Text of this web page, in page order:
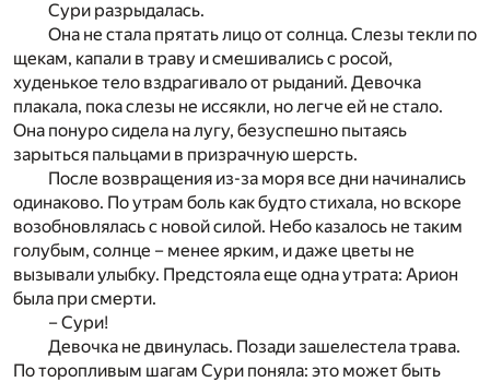
Сури разрыдалась.
Она не стала прятать лицо от солнца. Слезы текли по
щекам, капали в траву и смешивались с росой,
худенькое тело вздрагивало от рыданий. Девочка
плакала, пока слезы не иссякли, но легче ей не стало.
Она понуро сидела на лугу, безуспешно пытаясь
зарыться пальцами в призрачную шерсть.
После возвращения из-за моря все дни начинались
одинаково. По утрам боль как будто стихала, но вскоре
возобновлялась с новой силой. Небо казалось не таким
голубым, солнце – менее ярким, и даже цветы не
вызывали улыбку. Предстояла еще одна утрата: Арион
была при смерти.
– Сури!
Девочка не двинулась. Позади зашелестела трава.
По торопливым шагам Сури поняла: это может быть